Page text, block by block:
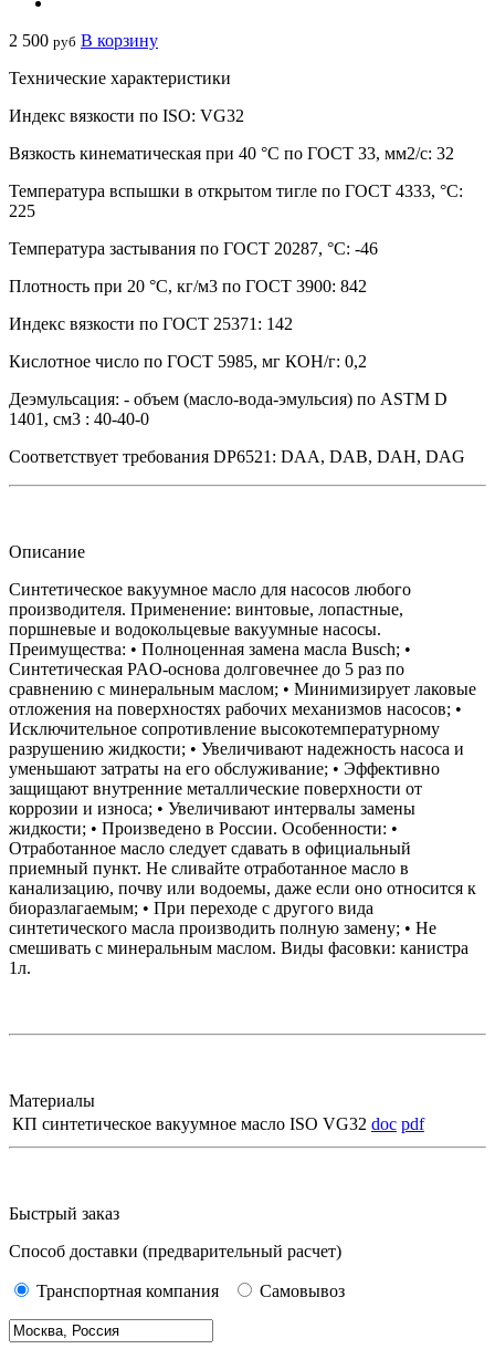
2 500 руб В корзину
Технические характеристики
Индекс вязкости по ISO: VG32
Вязкость кинематическая при 40 °С по ГОСТ 33, мм2/с: 32
Температура вспышки в открытом тигле по ГОСТ 4333, °С:
225
Температура застывания по ГОСТ 20287, °С: -46
Плотность при 20 °С, кг/м3 по ГОСТ 3900: 842
Индекс вязкости по ГОСТ 25371: 142
Кислотное число по ГОСТ 5985, мг КОН/г: 0,2
Деэмульсация: - объем (масло-вода-эмульсия) по ASTM D
1401, см3 : 40-40-0
Соответствует требования DP6521: DAA, DAB, DAH, DAG
Описание
Синтетическое вакуумное масло для насосов любого
производителя. Применение: винтовые, лопастные,
поршневые и водокольцевые вакуумные насосы.
Преимущества: • Полноценная замена масла Busch; •
Синтетическая PAO-основа долговечнее до 5 раз по
сравнению с минеральным маслом; • Минимизирует лаковые
отложения на поверхностях рабочих механизмов насосов; •
Исключительное сопротивление высокотемпературному
разрушению жидкости; • Увеличивают надежность насоса и
уменьшают затраты на его обслуживание; • Эффективно
защищают внутренние металлические поверхности от
коррозии и износа; • Увеличивают интервалы замены
жидкости; • Произведено в России. Особенности: •
Отработанное масло следует сдавать в официальный
приемный пункт. Не сливайте отработанное масло в
канализацию, почву или водоемы, даже если оно относится к
биоразлагаемым; • При переходе с другого вида
синтетического масла производить полную замену; • Не
смешивать с минеральным маслом. Виды фасовки: канистра
1л.
Материалы
КП синтетическое вакуумное масло ISO VG32 doc pdf
Быстрый заказ
Способ доставки (предварительный расчет)
Транспортная компания Самовывоз